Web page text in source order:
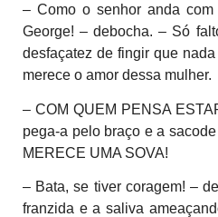
– Como o senhor anda
George!– debocha. – Só
desfaçatez de fingir que
merece o amor dessa mulher.
– COM QUEM PENSA
pega-a pelo braço e a
MERECE UMA SOVA!
– Bata, se tiver coragem! –
franzida e a saliva